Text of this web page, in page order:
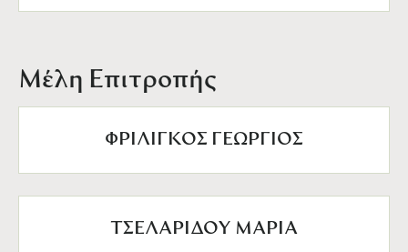
Μέλη Επιτροπής
ΦΡΙΛΙΓΚΟΣ ΓΕΩΡΓΙΟΣ
ΤΣΕΛΑΡΙΔΟΥ ΜΑΡΙΑ